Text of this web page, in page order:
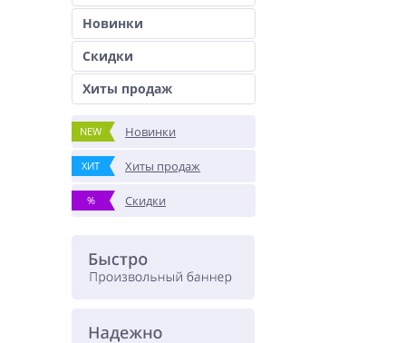
Новинки
Скидки
Хиты продаж
NEW Новинки
ХИТ Хиты продаж
% Скидки